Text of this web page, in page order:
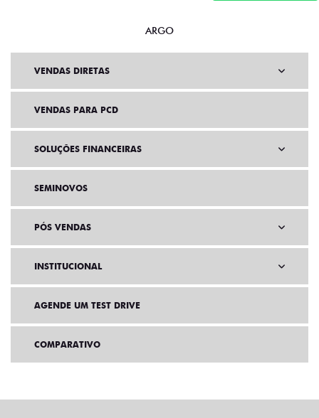
ARGO
VENDAS DIRETAS
VENDAS PARA PCD
SOLUÇÕES FINANCEIRAS
SEMINOVOS
PÓS VENDAS
INSTITUCIONAL
AGENDE UM TEST DRIVE
COMPARATIVO